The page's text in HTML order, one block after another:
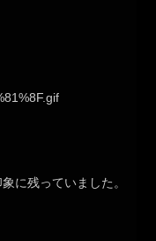
に残っていました。